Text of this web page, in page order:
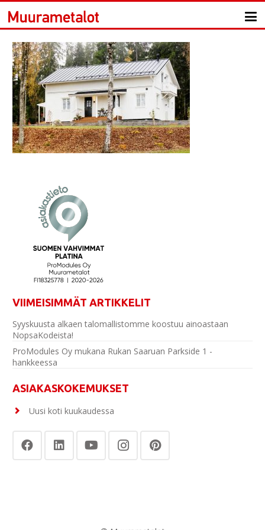
VIIMEISIMMÄT ARTIKKELIT
Syyskuusta alkaen talomallistomme koostuu ainoastaan
NopsaKodeista!
ProModules Oy mukana Rukan Saaruan Parkside 1 -
hankkeessa
ASIAKASKOKEMUKSET
Uusi koti kuukaudessa